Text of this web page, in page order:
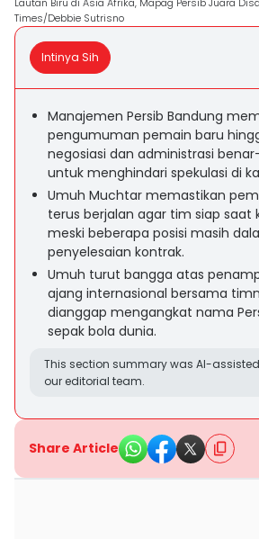
Times/Debbie Sutrisno
Intinya Sih
Manajemen Persib Bandung
pengumuman pemain baru
negosiasi dan administrasi
untuk menghindari spekulasi di
Umuh Muchtar memastikan
terus berjalan agar tim siap saat
meski beberapa posisi masih
penyelesaian kontrak.
Umuh turut bangga atas
ajang internasional bersama
dianggap mengangkat nama
sepak bola dunia.
This section summary was AI-
our editorial team.
Share Article